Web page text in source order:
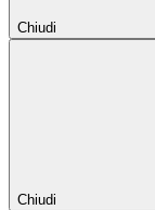
Chiudi
Chiudi